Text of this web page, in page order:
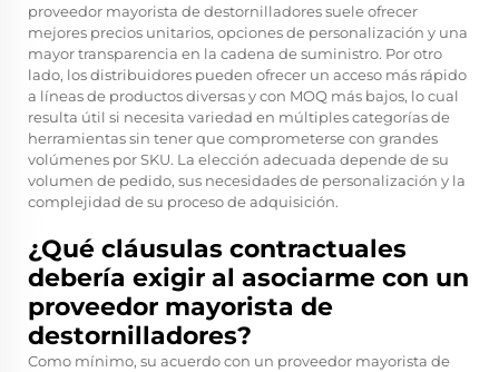
proveedor mayorista de destornilladores suele ofrecer
mejores precios unitarios, opciones de personalización y una
mayor transparencia en la cadena de suministro. Por otro
lado, los distribuidores pueden ofrecer un acceso más rápido
a líneas de productos diversas y con MOQ más bajos, lo cual
resulta útil si necesita variedad en múltiples categorías de
herramientas sin tener que comprometerse con grandes
volúmenes por SKU. La elección adecuada depende de su
volumen de pedido, sus necesidades de personalización y la
complejidad de su proceso de adquisición.
¿Qué cláusulas contractuales
debería exigir al asociarme con un
proveedor mayorista de
destornilladores?
Como mínimo, su acuerdo con un proveedor mayorista de